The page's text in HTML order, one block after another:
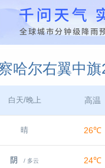
哈尔右翼中
白天/晚上 高温
晴 26℃
阴 / 多云 24℃